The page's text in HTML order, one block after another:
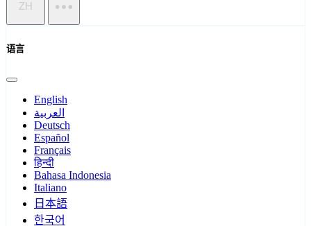
ZH
语言
English
العربية
Deutsch
Español
Français
हिन्दी
Bahasa Indonesia
Italiano
日本語
한국어